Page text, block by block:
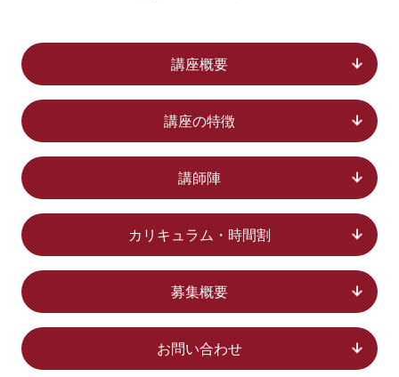
講座概要
講座の特徴
講師陣
カリキュラム・時間割
募集概要
お問い合わせ